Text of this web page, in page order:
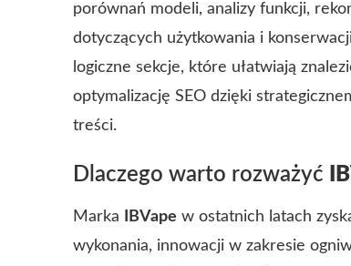
porównań modeli, analizy funkcji,
dotyczących użytkowania i
logiczne sekcje, które ułatwiają
optymalizację SEO dzięki
treści.
Dlaczego warto rozważyć
Marka IBVape w ostatnich latach
wykonania, innowacji w zakresie